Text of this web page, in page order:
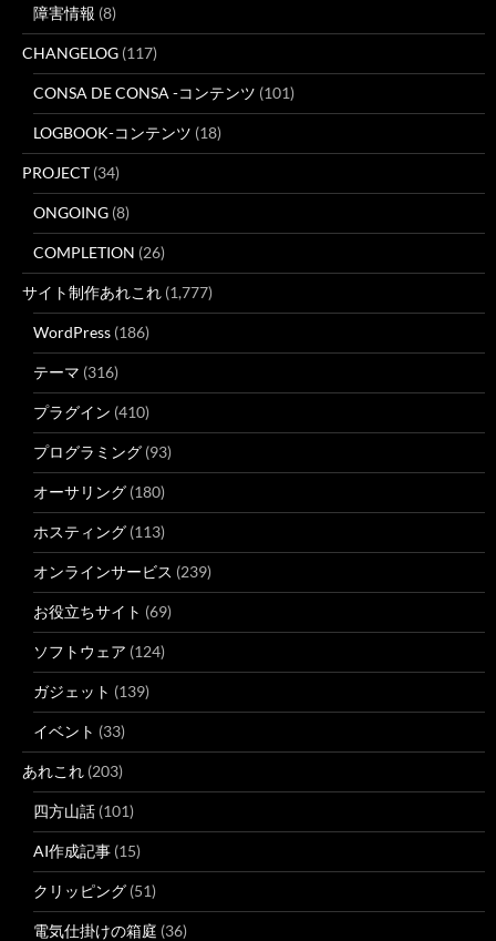
障害情報 (8)
CHANGELOG (117)
CONSA DE CONSA -コンテンツ (101)
LOGBOOK-コンテンツ (18)
PROJECT (34)
ONGOING (8)
COMPLETION (26)
サイト制作あれこれ (1,777)
WordPress (186)
テーマ (316)
プラグイン (410)
プログラミング (93)
オーサリング (180)
ホスティング (113)
オンラインサービス (239)
お役立ちサイト (69)
ソフトウェア (124)
ガジェット (139)
イベント (33)
あれこれ (203)
四方山話 (101)
AI作成記事 (15)
クリッピング (51)
電気仕掛けの箱庭 (36)